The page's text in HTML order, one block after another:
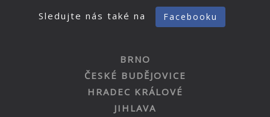
Sledujte nás také na Facebooku
BRNO
ČESKÉ BUDĚJOVICE
HRADEC KRÁLOVÉ
JIHLAVA